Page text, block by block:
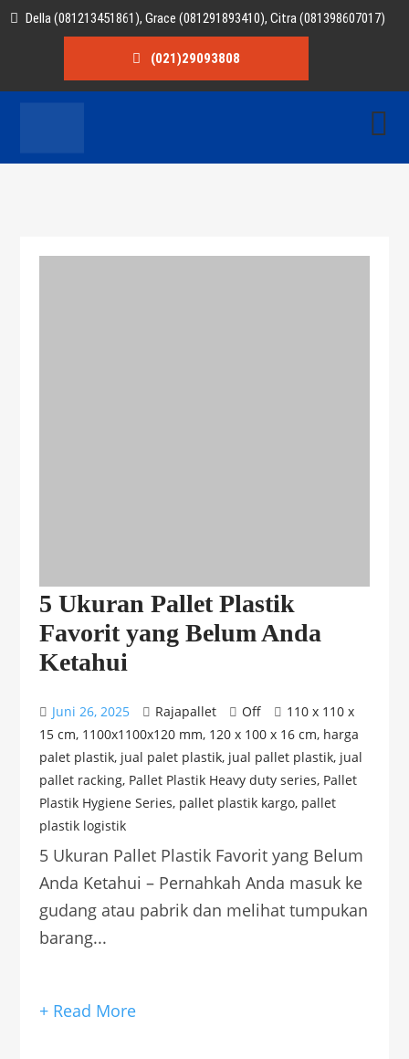
Della (081213451861), Grace (081291893410), Citra (081398607017)
(021)29093808
5 Ukuran Pallet Plastik
Favorit yang Belum Anda
Ketahui
Juni 26, 2025 Rajapallet Off
110 x 110 x
15 cm, 1100x1100x120 mm, 120 x 100 x 16 cm, harga
palet plastik, jual palet plastik, jual pallet plastik, jual
pallet racking, Pallet Plastik Heavy duty series, Pallet
Plastik Hygiene Series, pallet plastik kargo, pallet
plastik logistik
5 Ukuran Pallet Plastik Favorit yang Belum
Anda Ketahui – Pernahkah Anda masuk ke
gudang atau pabrik dan melihat tumpukan
barang...
+ Read More